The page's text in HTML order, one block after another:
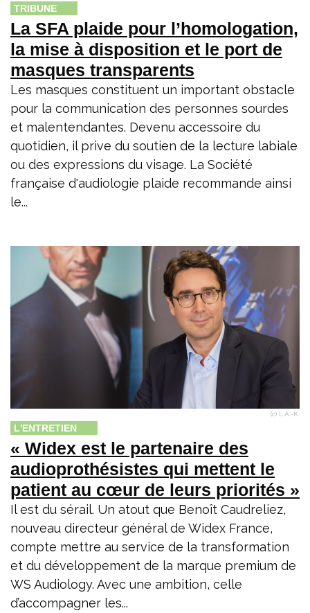
TRIBUNE
La SFA plaide pour l’homologation,
la mise à disposition et le port de
masques transparents
Les masques constituent un important obstacle
pour la communication des personnes sourdes
et malentendantes. Devenu accessoire du
quotidien, il prive du soutien de la lecture labiale
ou des expressions du visage. La Société
française d'audiologie plaide recommande ainsi
le...
(c) L.A.-K.
L'ENTRETIEN
« Widex est le partenaire des
audioprothésistes qui mettent le
patient au cœur de leurs priorités »
Il est du sérail. Un atout que Benoît Caudreliez,
nouveau directeur général de Widex France,
compte mettre au service de la transformation
et du développement de la marque premium de
WS Audiology. Avec une ambition, celle
d’accompagner les...